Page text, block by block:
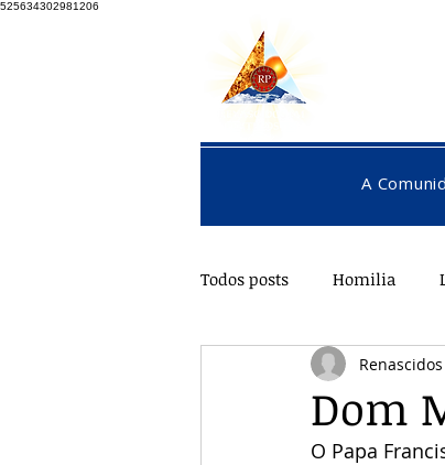
525634302981206
A
Todos posts Homilia
Pentecostes Galeria
Dom
O Papa